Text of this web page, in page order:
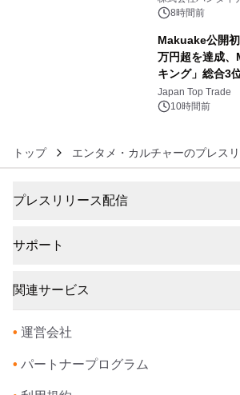
BEYOND
8時間前
Makuake公開
万円超を達成
キング」総合3
浴シンギングボ
ズ（XL・2XL・
Japan Top Trade
10時間前
トップ エンタメ・カルチャーのプレス
プレスリリース配信
サポート
関連サービス
• 運営会社
• パートナープログラム